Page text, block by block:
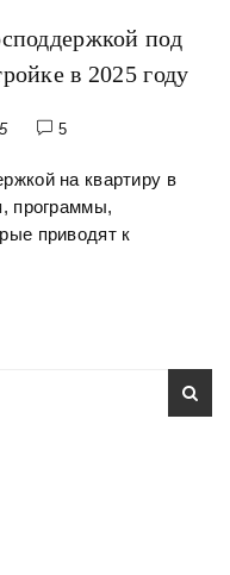
под
в 2025 году
5
на квартиру в
программы,
приводят к